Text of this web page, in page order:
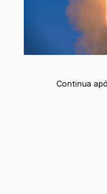
Continua